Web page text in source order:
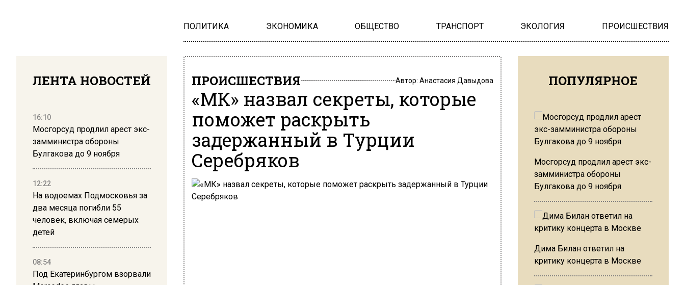
ПОЛИТИКА ЭКОНОМИКА ОБЩЕСТВО ТРАНСПОРТ ЭКОЛОГИЯ ПРОИСШЕСТВИЯ
ЛЕНТА НОВОСТЕЙ
16:10
Мосгорсуд продлил арест экс-
замминистра обороны
Булгакова до 9 ноября
12:22
На водоемах Подмосковья за
два месяца погибли 55
человек, включая семерых
детей
08:54
Под Екатеринбургом взорвали
ПРОИСШЕСТВИЯ Автор: Анастасия Давыдова
«МК» назвал секреты, которые
поможет раскрыть
задержанный в Турции
Серебряков
ПОПУЛЯРНОЕ
Мосгорсуд продлил арест экс-
замминистра обороны
Булгакова до 9 ноября
Дима Билан ответил на
критику концерта в Москве